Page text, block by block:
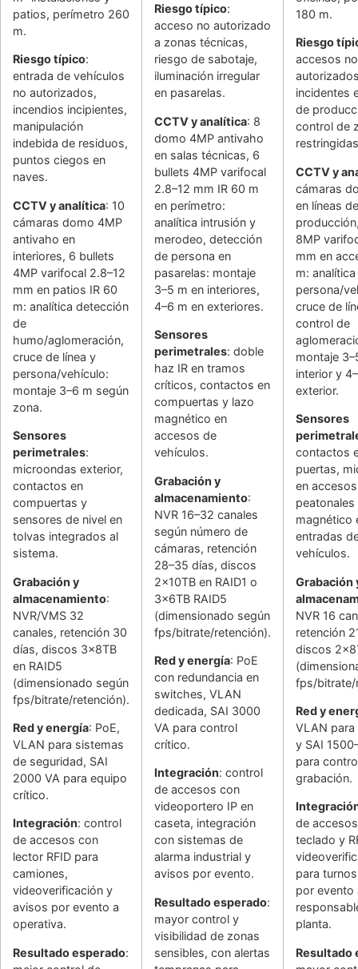
patios, perímetro 260
m.
Riesgo típico:
entrada de vehículos
no autorizados,
incendios incipientes,
manipulación
indebida de residuos,
puntos ciegos en
naves.
CCTV y analítica: 10
cámaras domo 4MP
antivaho en
interiores, 6 bullets
4MP varifocal 2.8–12
mm en patios IR 60
m: analítica detección
de
humo/aglomeración,
cruce de línea y
persona/vehículo:
montaje 3–6 m según
zona.
Sensores
perimetrales:
microondas exterior,
contactos en
compuertas y
sensores de nivel en
tolvas integrados al
sistema.
Grabación y
almacenamiento:
NVR/VMS 32
canales, retención 30
días, discos 3x8TB
en RAID5
(dimensionado según
fps/bitrate/retención).
Red y energía: PoE,
VLAN para sistemas
de seguridad, SAI
2000 VA para equipo
crítico.
Integración: control
de accesos con
lector RFID para
camiones,
videoverificación y
avisos por evento a
operativa.
Resultado esperado:
Riesgo típico:
acceso no autorizado
a zonas técnicas,
riesgo de sabotaje,
iluminación irregular
en pasarelas.
CCTV y analítica: 8
domo 4MP antivaho
en salas técnicas, 6
bullets 4MP varifocal
2.8–12 mm IR 60 m
en perímetro:
analítica intrusión y
merodeo, detección
de persona en
pasarelas: montaje
3–5 m en interiores,
4–6 m en exteriores.
Sensores
perimetrales: doble
haz IR en tramos
críticos, contactos en
compuertas y lazo
magnético en
accesos de
vehículos.
Grabación y
almacenamiento:
NVR 16–32 canales
según número de
cámaras, retención
28–35 días, discos
2x10TB en RAID1 o
3x6TB RAID5
(dimensionado según
fps/bitrate/retención).
Red y energía: PoE
con redundancia en
switches, VLAN
dedicada, SAI 3000
VA para control
crítico.
Integración: control
de accesos con
videoportero IP en
caseta, integración
con sistemas de
alarma industrial y
avisos por evento.
Resultado esperado:
mayor control y
visibilidad de zonas
sensibles, con alertas
180 m.
Riesgo
accesos no
incidentes
de
control de
CCTV y
cámaras
en líneas de
8MP
mm en
m:
persona/
cruce de
control de
montaje
interior y
exterior.
Sensores
contactos
puertas,
en accesos
magnético
entradas
vehículos.
Grabación
NVR 16
retención
discos
fps/bitrate/
Red y
VLAN
y SAI
para
grabación.
de
teclado y
para
por evento
planta.
Resultado